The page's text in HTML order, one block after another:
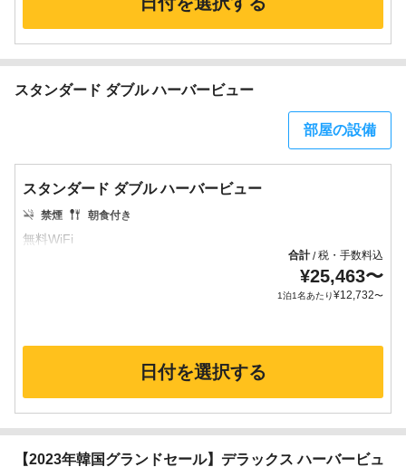
スタンダード ダブル ハーバービュー
部屋の設備
スタンダード ダブル ハーバービュー
禁煙 朝食付き
合計/税・手数料込
¥25,463〜
1泊1名あたり¥12,732〜
日付を選択する
【2023年韓国グランドセール】デラックス ハーバービュ